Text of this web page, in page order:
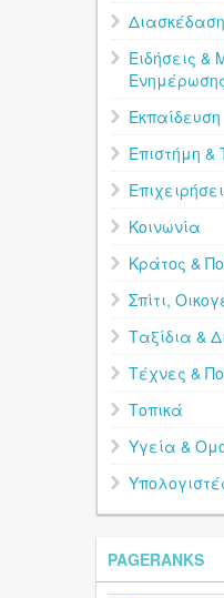
Ειδήσεις
Εκπαίδευση
Επιστήμη &
Κοινωνία
Κράτος &
Σπίτι,
Ταξίδια &
Τέχνες &
Τοπικά
Υγεία &
PAGERANKS